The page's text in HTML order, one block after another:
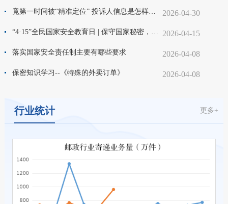
竟第一时间被“精准定位” 投诉人信息是怎样被泄露的？ 2026-04-30
“4·15”全民国家安全教育日 | 保守国家秘密，没有“局外人” 2026-04-15
落实国家安全责任制主要有哪些要求 2026-04-08
保密知识学习--《特殊的外卖订单》 2026-04-08
行业统计 更多+